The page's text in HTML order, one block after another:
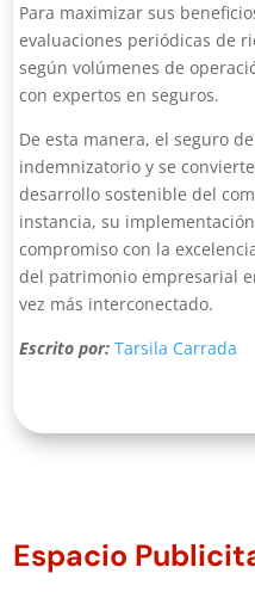
Para maximizar sus
evaluaciones periódicas de
según volúmenes de
con expertos en seguros.
De esta manera, el seguro
indemnizatorio y se
desarrollo sostenible del
instancia, su
compromiso con la
del patrimonio empresarial
vez más interconectado.
Escrito por: Tarsila Carrada
Espacio